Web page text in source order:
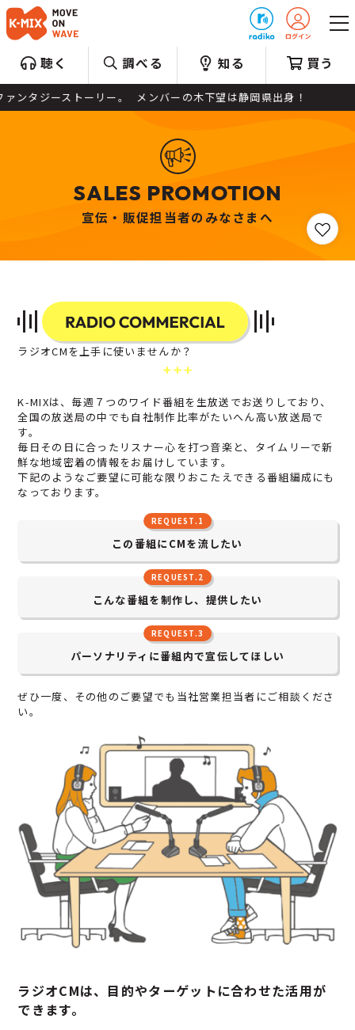
聴く 調べる 知る 買う
ジーストーリー。 メンバーの木下望は静岡県出身！
SALES PROMOTION
宣伝・販促担当者のみなさまへ
ラジオCMを上手に使いませんか？
K-MIXは、毎週７つのワイド番組を生放送でお送りしており、
全国の放送局の中でも自社制作比率がたいへん高い放送局で
す。
毎日その日に合ったリスナー心を打つ音楽と、タイムリーで新
鮮な地域密着の情報をお届けしています。
下記のようなご要望に可能な限りおこたえできる番組編成にも
なっております。
REQUEST.1
この番組に CMを流したい
REQUEST.2
こんな番組を制作し、 提供したい
REQUEST.3
パーソナリティに番組内で宣伝してほしい
ぜひ一度、その他のご要望でも当社営業担当者にご相談くださ
い。
ラジオCMは、目的やターゲットに合わせた活用が
できます。